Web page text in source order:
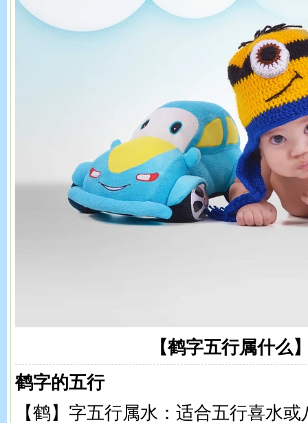
【鹤字五行属什么
鹤字的五行
【鹤】字五行属水：适合五行喜水